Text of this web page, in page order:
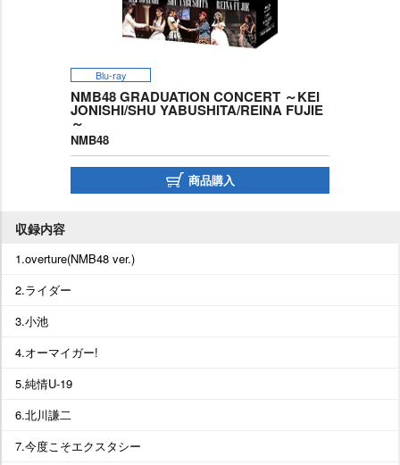
Blu-ray
NMB48 GRADUATION CONCERT ～KEI
JONISHI/SHU YABUSHITA/REINA FUJIE
～
NMB48
商品購入
収録内容
1.overture(NMB48 ver.)
2.ライダー
3.小池
4.オーマイガー!
5.純情U-19
6.北川謙二
7.今度こそエクスタシー